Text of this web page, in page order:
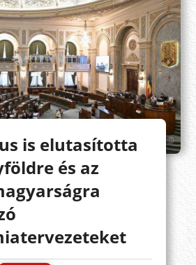
is elutasította
és az